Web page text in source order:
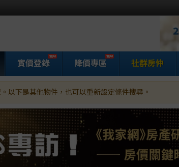
實價登錄 降價專區 社群房仲
以下是其他物件，也可以重新設定條件搜尋。